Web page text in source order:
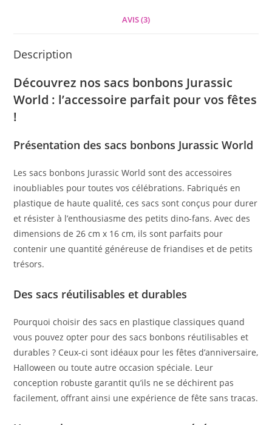
AVIS (3)
Description
Découvrez nos sacs bonbons Jurassic
World : l’accessoire parfait pour vos fêtes
!
Présentation des sacs bonbons Jurassic World
Les sacs bonbons Jurassic World sont des accessoires
inoubliables pour toutes vos célébrations. Fabriqués en
plastique de haute qualité, ces sacs sont conçus pour durer
et résister à l’enthousiasme des petits dino-fans. Avec des
dimensions de 26 cm x 16 cm, ils sont parfaits pour
contenir une quantité généreuse de friandises et de petits
trésors.
Des sacs réutilisables et durables
Pourquoi choisir des sacs en plastique classiques quand
vous pouvez opter pour des sacs bonbons réutilisables et
durables ? Ceux-ci sont idéaux pour les fêtes d’anniversaire,
Halloween ou toute autre occasion spéciale. Leur
conception robuste garantit qu’ils ne se déchirent pas
facilement, offrant ainsi une expérience de fête sans tracas.